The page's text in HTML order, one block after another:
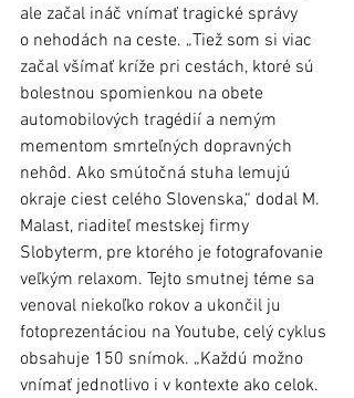
ale začal ináč vnímať tragické správy
o nehodách na ceste. „Tiež som si viac
začal všímať kríže pri cestách, ktoré sú
bolestnou spomienkou na obete
automobilových tragédií a nemým
mementom smrteľných dopravných
nehôd. Ako smútočná stuha lemujú
okraje ciest celého Slovenska,“ dodal M.
Malast, riaditeľ mestskej firmy
Slobyterm, pre ktorého je fotografovanie
veľkým relaxom. Tejto smutnej téme sa
venoval niekoľko rokov a ukončil ju
fotoprezentáciou na Youtube, celý cyklus
obsahuje 150 snímok. „Každú možno
vnímať jednotlivo i v kontexte ako celok.